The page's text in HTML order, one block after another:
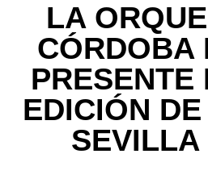
LA
CÓRDOBA
PRESENTE
EDICIÓN
SEVILLA